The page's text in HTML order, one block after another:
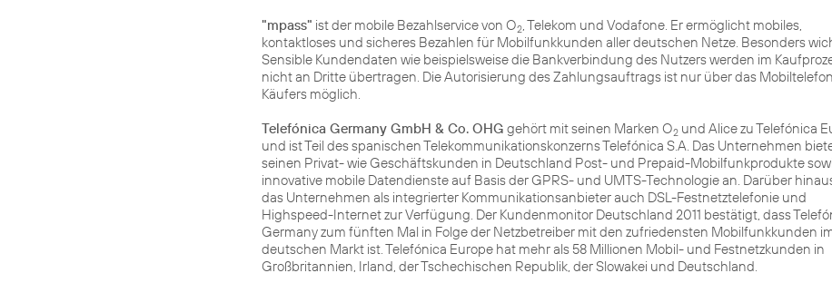
"mpass" ist der mobile Bezahlservice von O2, Telekom und Vodafone. Er ermöglicht mobiles,
kontaktloses und sicheres Bezahlen für Mobilfunkkunden aller deutschen Netze. Besonders
Sensible Kundendaten wie beispielsweise die Bankverbindung des Nutzers werden im
nicht an Dritte übertragen. Die Autorisierung des Zahlungsauftrags ist nur über das
Käufers möglich.
Telefónica Germany GmbH & Co. OHG gehört mit seinen Marken O2 und Alice zu Telefónica
und ist Teil des spanischen Telekommunikationskonzerns Telefónica S.A. Das Unternehmen
seinen Privat- wie Geschäftskunden in Deutschland Post- und Prepaid-Mobilfunkprodukte
innovative mobile Datendienste auf Basis der GPRS- und UMTS-Technologie an. Darüber
das Unternehmen als integrierter Kommunikationsanbieter auch DSL-Festnetztelefonie und
Highspeed-Internet zur Verfügung. Der Kundenmonitor Deutschland 2011 bestätigt, dass
Germany zum fünften Mal in Folge der Netzbetreiber mit den zufriedensten Mobilfunkkunden
deutschen Markt ist. Telefónica Europe hat mehr als 58 Millionen Mobil- und Festnetzkunden in
Großbritannien, Irland, der Tschechischen Republik, der Slowakei und Deutschland.